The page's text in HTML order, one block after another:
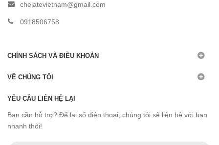
chelatevietnam@gmail.com
0918506758
CHÍNH SÁCH VÀ ĐIỀU KHOẢN
VỀ CHÚNG TÔI
YÊU CẦU LIÊN HỆ LẠI
Bạn cần hỗ trợ? Để lại số điện thoại, chúng tôi sẽ liên hệ với bạn
nhanh thôi!